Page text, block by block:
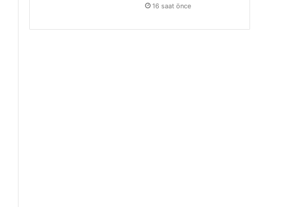
16 saat önce